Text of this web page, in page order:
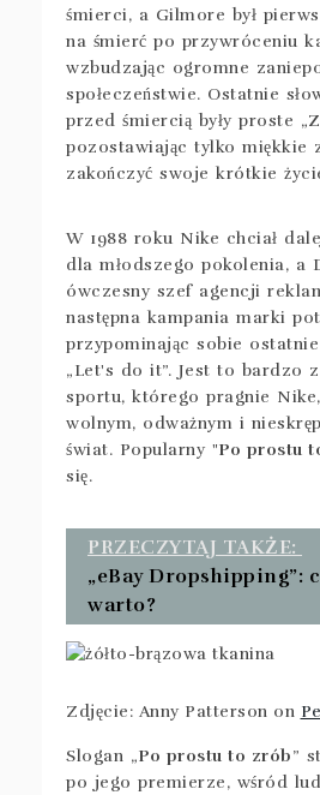
śmierci, a Gilmore był
na śmierć po przywróceniu
wzbudzając ogromne
społeczeństwie. Ostatnie
przed śmiercią były proste „
pozostawiając tylko miękkie
zakończyć swoje krótkie
W 1988 roku Nike chciał
dla młodszego pokolenia, a
ówczesny szef agencji
następna kampania marki
przypominając sobie
„Let's do it”. Jest to bardzo
sportu, którego pragnie
wolnym, odważnym i
świat. Popularny "Po prostu
się.
PRZECZYTAJ TAKŻE:
„eBay Dropshipping”:
warto?
Zdjęcie: Anny Patterson on
Slogan „Po prostu to zrób”
po jego premierze, wśród